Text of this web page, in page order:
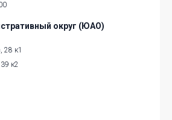
округ (ЮАО)
28 к1
к2